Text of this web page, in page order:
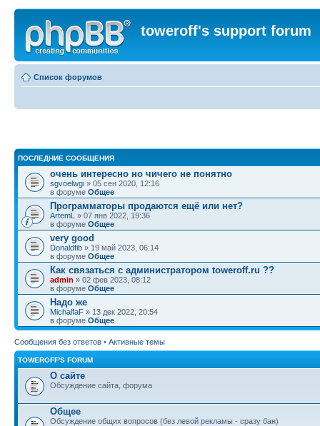
toweroff's support forum
Список форумов
ПОСЛЕДНИЕ СООБЩЕНИЯ
очень интересно но чичего не понятно
sgvoelwgi » 05 сен 2020, 12:16
в форуме Общее
Программаторы продаются ещё или нет?
ArtemL » 07 янв 2022, 19:36
в форуме Общее
very good
Donaldfib » 19 май 2023, 06:14
в форуме Общее
Как связаться с администратором toweroff.ru ??
admin » 02 фев 2023, 08:12
в форуме Общее
Надо же
MichalfaF » 13 дек 2022, 20:54
в форуме Общее
Сообщения без ответов • Активные темы
TOWEROFF'S FORUM
О сайте
Обсуждение сайта, форума
Общее
Обсуждение общих вопросов (без левой рекламы - сразу бан)